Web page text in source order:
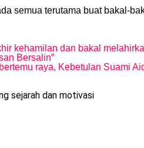
semua terutama buat bakal-
kehamilan dan bakal
Bersalin”
raya, Kebetulan Suami
sejarah dan motivasi